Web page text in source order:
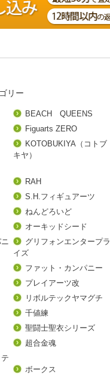
リー
BEACH QUEENS
Figuarts ZERO
KOTOBUKIYA（コトブ
キヤ）
RAH
S.H.フィギュアーツ
ねんどろいど
オーキッドシード
グリフォンエンタープラ
イズ
ファット・カンパニー
プレイアーツ改
リボルテックヤマグチ
千値練
聖闘士聖衣シリーズ
超合金魂
ボークス